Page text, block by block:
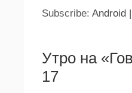
Subscribe: Android |
Утро на
17